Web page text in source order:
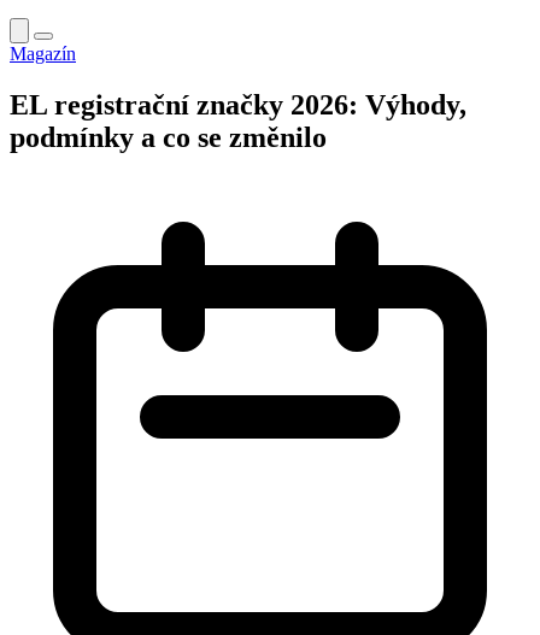
Magazín
EL registrační značky 2026: Výhody,
podmínky a co se změnilo